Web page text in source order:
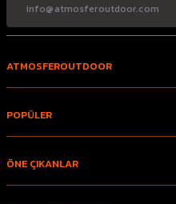
ATMOSFEROUTDOOR
POPÜLER
ÖNE ÇIKANLAR